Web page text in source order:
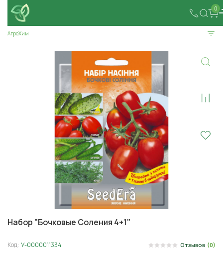
0
АгроХим
Набор "Бочковые Соления 4+1"
Код: У-0000011334 Отзывов (0)